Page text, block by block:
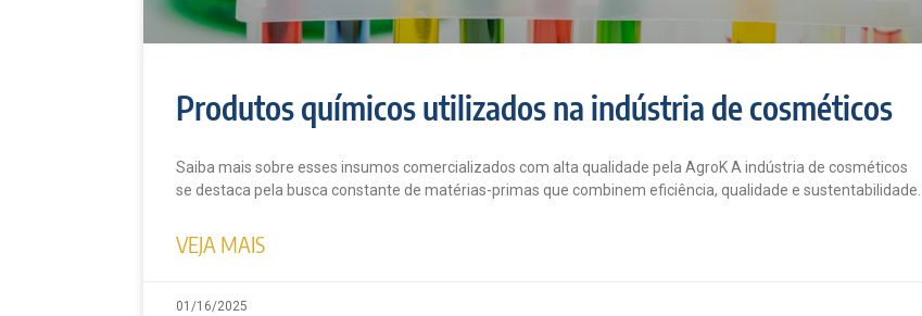
Produtos químicos utilizados na indústria de cosméticos
Saiba mais sobre esses insumos comercializados com alta qualidade pela AgroK A indústria de cosméticos
se destaca pela busca constante de matérias-primas que combinem eficiência, qualidade e sustentabilidade.
VEJA MAIS
01/16/2025